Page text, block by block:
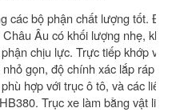
các bộ phận chất lượng tốt.
Âu có khối lượng nhẹ,
chịu lực. Trực tiếp khớp
gọn, độ chính xác lắp ráp
hợp với trục ô tô, và các
Trục xe làm bằng vật